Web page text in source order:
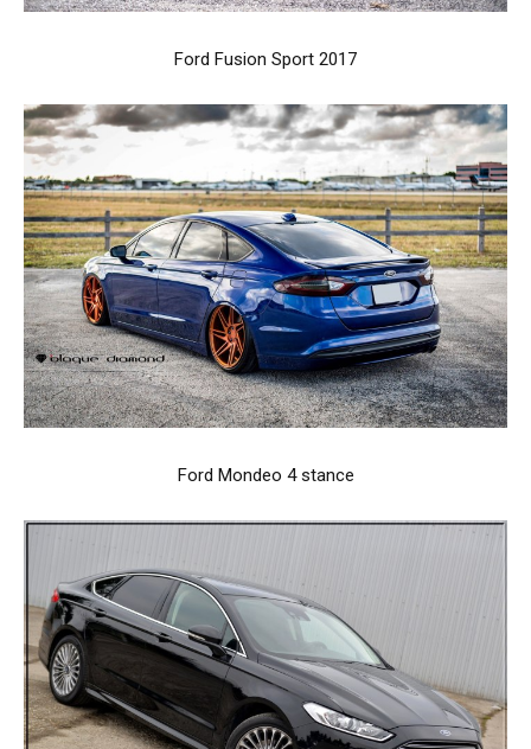
Ford Fusion Sport 2017
Ford Mondeo 4 stance